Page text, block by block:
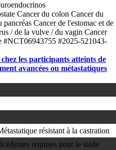
Cancer du colon Cancer du
pancréas Cancer de l'estomac et de
/ de la vulve / du vagin Cancer
#NCT06943755 #2025-521043-
les participants atteints de
avancées ou métastatiques
résistant à la castration
requises pour le stade